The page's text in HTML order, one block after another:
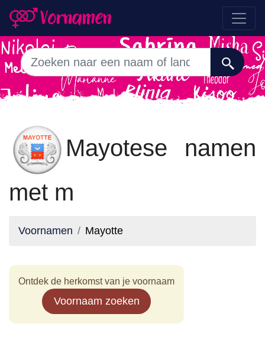
Mayotese namen
met m
Voornamen Mayotte
Ontdek de herkomst van je voornaam
Voornaam zoeken